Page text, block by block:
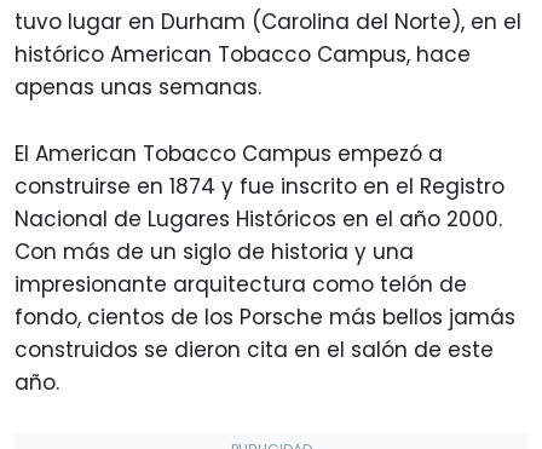
tuvo lugar en Durham (Carolina del Norte), en el
histórico American Tobacco Campus, hace
apenas unas semanas.
El American Tobacco Campus empezó a
construirse en 1874 y fue inscrito en el Registro
Nacional de Lugares Históricos en el año 2000.
Con más de un siglo de historia y una
impresionante arquitectura como telón de
fondo, cientos de los Porsche más bellos jamás
construidos se dieron cita en el salón de este
año.